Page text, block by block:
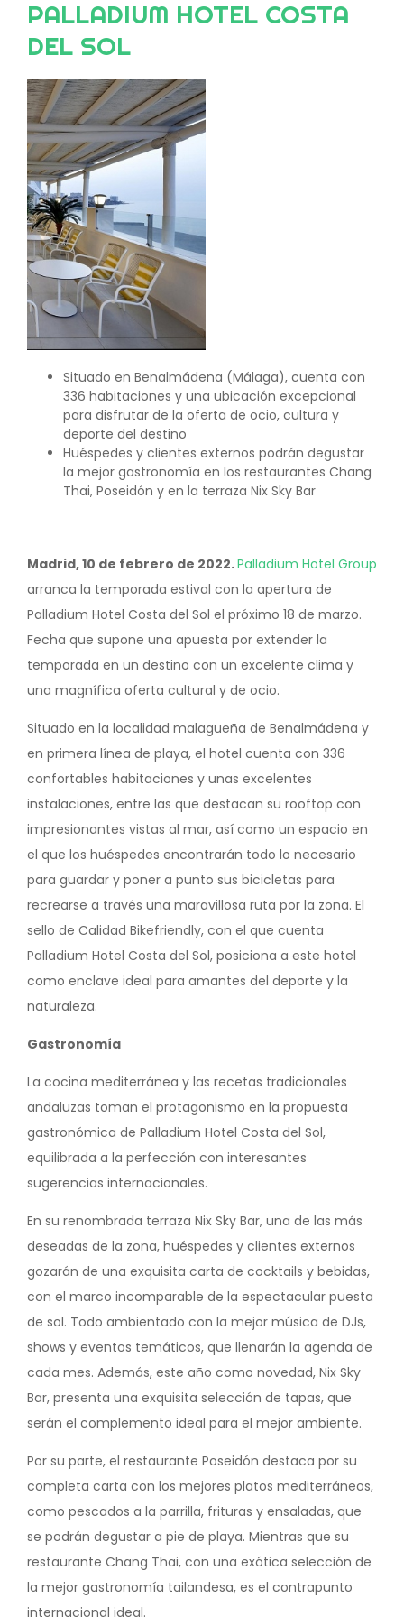
PALLADIUM HOTEL COSTA
DEL SOL
Image
Situado en Benalmádena (Málaga), cuenta con
336 habitaciones y una ubicación excepcional
para disfrutar de la oferta de ocio, cultura y
deporte del destino
Huéspedes y clientes externos podrán degustar
la mejor gastronomía en los restaurantes Chang
Thai, Poseidón y en la terraza Nix Sky Bar
Madrid, 10 de febrero de 2022.Palladium Hotel Group
arranca la temporada estival con la apertura de
Palladium Hotel Costa del Sol el próximo 18 de marzo.
Fecha que supone una apuesta por extender la
temporada en un destino con un excelente clima y
una magnífica oferta cultural y de ocio.
Situado en la localidad malagueña de Benalmádena y
en primera línea de playa, el hotel cuenta con 336
confortables habitaciones y unas excelentes
instalaciones, entre las que destacan su rooftop con
impresionantes vistas al mar, así como un espacio en
el que los huéspedes encontrarán todo lo necesario
para guardar y poner a punto sus bicicletas para
recrearse a través una maravillosa ruta por la zona. El
sello de Calidad Bikefriendly, con el que cuenta
Palladium Hotel Costa del Sol, posiciona a este hotel
como enclave ideal para amantes del deporte y la
naturaleza.
Gastronomía
La cocina mediterránea y las recetas tradicionales
andaluzas toman el protagonismo en la propuesta
gastronómica de Palladium Hotel Costa del Sol,
equilibrada a la perfección con interesantes
sugerencias internacionales.
En su renombrada terraza Nix Sky Bar, una de las más
deseadas de la zona, huéspedes y clientes externos
gozarán de una exquisita carta de cocktails y bebidas,
con el marco incomparable de la espectacular puesta
de sol. Todo ambientado con la mejor música de DJs,
shows y eventos temáticos, que llenarán la agenda de
cada mes. Además, este año como novedad, Nix Sky
Bar, presenta una exquisita selección de tapas, que
serán el complemento ideal para el mejor ambiente.
Por su parte, el restaurante Poseidón destaca por su
completa carta con los mejores platos mediterráneos,
como pescados a la parrilla, frituras y ensaladas, que
se podrán degustar a pie de playa. Mientras que su
restaurante Chang Thai, con una exótica selección de
la mejor gastronomía tailandesa, es el contrapunto
internacional ideal.